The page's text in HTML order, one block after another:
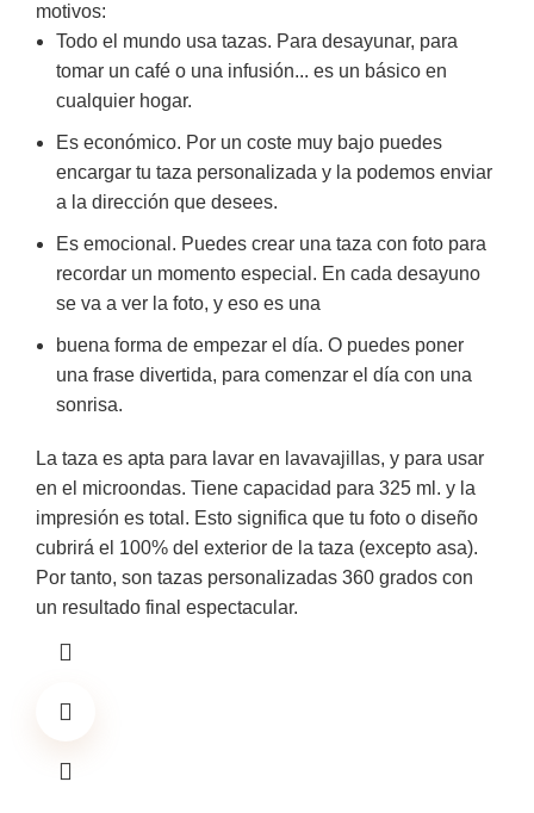
motivos:
Todo el mundo usa tazas. Para desayunar, para
tomar un café o una infusión... es un básico en
cualquier hogar.
Es económico. Por un coste muy bajo puedes
encargar tu taza personalizada y la podemos enviar
a la dirección que desees.
Es emocional. Puedes crear una taza con foto para
recordar un momento especial. En cada desayuno
se va a ver la foto, y eso es una
buena forma de empezar el día. O puedes poner
una frase divertida, para comenzar el día con una
sonrisa.
La taza es apta para lavar en lavavajillas, y para usar
en el microondas. Tiene capacidad para 325 ml. y la
impresión es total. Esto significa que tu foto o diseño
cubrirá el 100% del exterior de la taza (excepto asa).
Por tanto, son tazas personalizadas 360 grados con
un resultado final espectacular.